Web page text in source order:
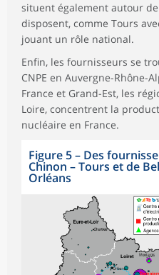
situent également autour
disposent, comme Tours
jouant un rôle national.
Enfin, les fournisseurs se
CNPE en Auvergne-Rhône-
France et Grand-Est, les
Loire, concentrent la
nucléaire en France.
Figure 5– Des
Chinon – Tours et de
Orléans